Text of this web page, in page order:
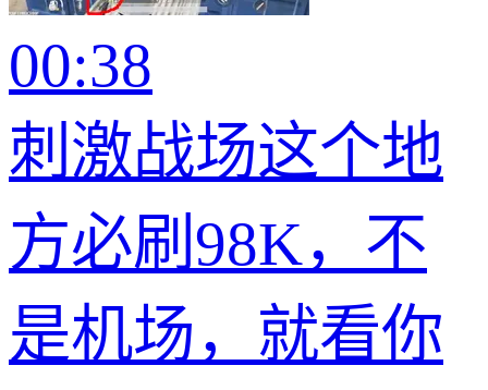
00:38
刺激战场这个地
方必刷98K，不
是机场，就看你